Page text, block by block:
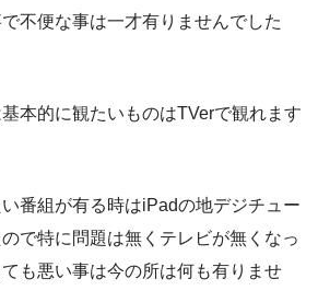
不便な事は一才有りませんでした
本的に観たいものはTVerで観れます
番組が有る時はiPadの地デジチュー
で特に問題は無くテレビが無くなっ
も悪い事は今の所は何も有りませ